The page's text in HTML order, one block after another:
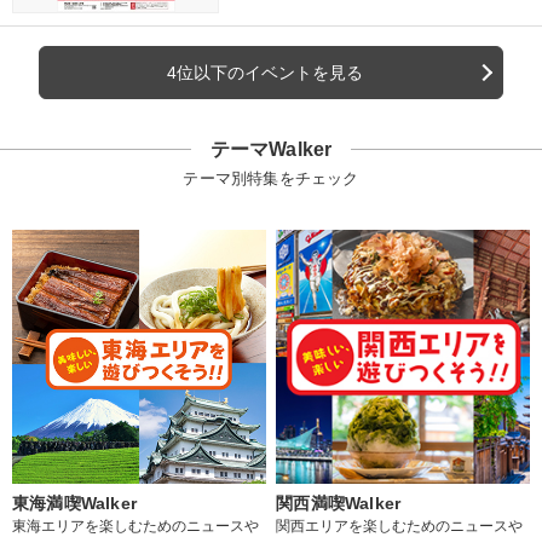
4位以下のイベントを見る
テーマWalker
テーマ別特集をチェック
東海満喫Walker
東海エリアを楽しむためのニュースや
関西満喫Walker
関西エリアを楽しむためのニュースや